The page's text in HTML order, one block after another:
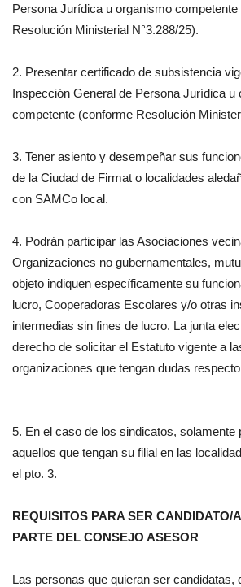
Persona Jurídica u organismo
Resolución Ministerial N°3.288/25).
2. Presentar certificado de subsistencia
Inspección General de Persona Jurídica u
competente (conforme Resolución
3. Tener asiento y desempeñar sus
de la Ciudad de Firmat o localidades
con SAMCo local.
4. Podrán participar las Asociaciones
Organizaciones no gubernamentales,
objeto indiquen específicamente su
lucro, Cooperadoras Escolares y/o otras
intermedias sin fines de lucro. La junta
derecho de solicitar el Estatuto vigente a
organizaciones que tengan dudas
5. En el caso de los sindicatos, solamente
aquellos que tengan su filial en las
el pto. 3.
REQUISITOS PARA SER CANDIDATO/
PARTE DEL CONSEJO ASESOR
Las personas que quieran ser candidatas,